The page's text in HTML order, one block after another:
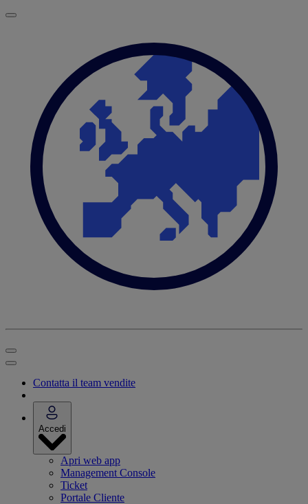
Contatta il team vendite
Accedi
Apri web app
Management Console
Ticket
Portale Cliente